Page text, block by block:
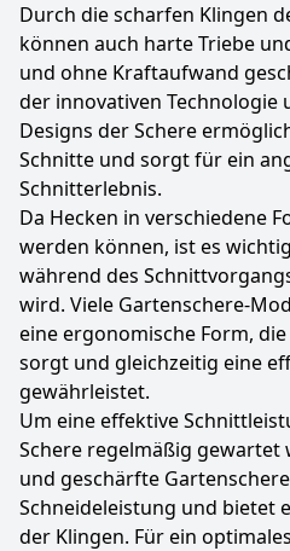
Durch die scharfen Klingen
können auch harte Triebe
und ohne Kraftaufwand
der innovativen Technologie
Designs der Schere
Schnitte und sorgt für ein
Schnitterlebnis.
Da Hecken in verschiedene
werden können, ist es
während des
wird. Viele Gartenschere-
eine ergonomische Form,
sorgt und gleichzeitig eine
gewährleistet.
Um eine effektive
Schere regelmäßig gewartet
und geschärfte
Schneideleistung und bietet
der Klingen. Für ein